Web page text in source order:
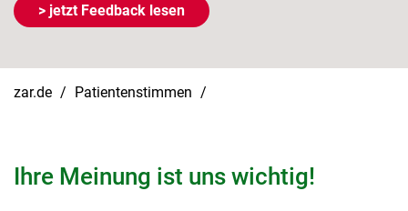
> jetzt Feedback lesen
zar.de Patientenstimmen
Ihre Meinung ist uns wichtig!